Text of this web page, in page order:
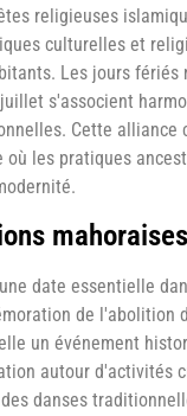
religieuses
culturelles et
Les jours fériés
s'associent
Cette alliance
les pratiques
date essentielle
de l'abolition
un événement
autour d'activités
danses